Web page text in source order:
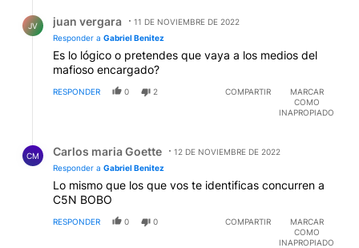
JV juan vergara
11 DE NOVIEMBRE DE 2022
Responder a Gabriel Benitez
Es lo lógico o pretendes que vaya a los medios del
mafioso encargado?
RESPONDER 0 2 COMPARTIR
MARCAR
COMO
INAPROPIADO
CM Carlos maria Goette
12 DE NOVIEMBRE DE 2022
Responder a Gabriel Benitez
Lo mismo que los que vos te identificas concurren a
C5N BOBO
RESPONDER 0 0 COMPARTIR
MARCAR
COMO
INAPROPIADO